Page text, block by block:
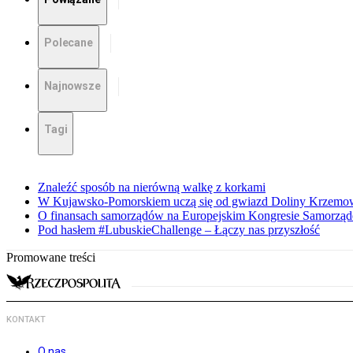
Polecane
Najnowsze
Tagi
Znaleźć sposób na nierówną walkę z korkami
W Kujawsko-Pomorskiem uczą się od gwiazd Doliny
O finansach samorządów na Europejskim Kongresie
Pod hasłem #LubuskieChallenge – Łączy nas przyszłość
Promowane treści
KONTAKT